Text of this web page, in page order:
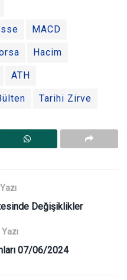
MACD
Hacim
ATH
Tarihi Zirve
Değişiklikler
07/06/2024